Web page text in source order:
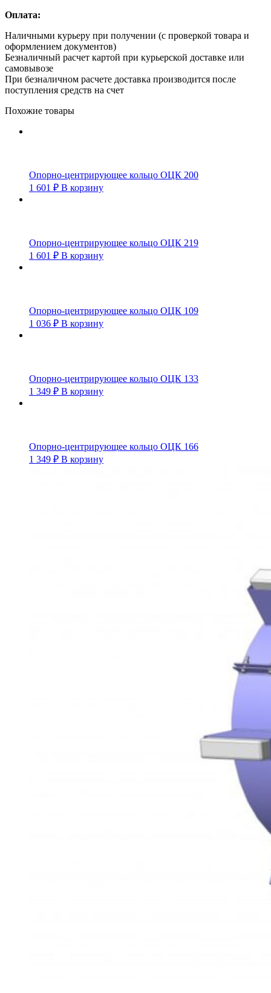
Оплата:
Наличными курьеру при получении (с проверкой товара и
оформлением документов)
Безналичный расчет картой при курьерской доставке или
самовывозе
При безналичном расчете доставка производится после
поступления средств на счет
Похожие товары
Опорно-центрирующее кольцо ОЦК 200
1 601 ₽ В корзину
Опорно-центрирующее кольцо ОЦК 219
1 601 ₽ В корзину
Опорно-центрирующее кольцо ОЦК 109
1 036 ₽ В корзину
Опорно-центрирующее кольцо ОЦК 133
1 349 ₽ В корзину
Опорно-центрирующее кольцо ОЦК 166
1 349 ₽ В корзину